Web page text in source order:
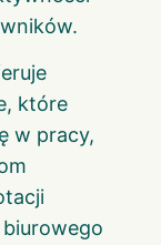
które
w pracy,
biurowego